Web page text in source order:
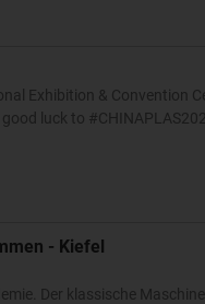
Exhibition & Convention
luck to
- Kiefel
Der klassische